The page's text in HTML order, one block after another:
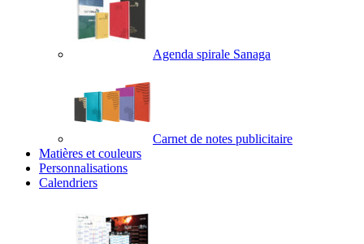
Agenda spirale Sanaga
Carnet de notes publicitaire
Matières et couleurs
Personnalisations
Calendriers